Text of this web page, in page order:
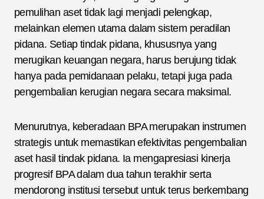
pemulihan aset tidak lagi menjadi pelengkap,
melainkan elemen utama dalam sistem peradilan
pidana. Setiap tindak pidana, khususnya yang
merugikan keuangan negara, harus berujung tidak
hanya pada pemidanaan pelaku, tetapi juga pada
pengembalian kerugian negara secara maksimal.
Menurutnya, keberadaan BPA merupakan instrumen
strategis untuk memastikan efektivitas pengembalian
aset hasil tindak pidana. Ia mengapresiasi kinerja
progresif BPA dalam dua tahun terakhir serta
mendorong institusi tersebut untuk terus berkembang